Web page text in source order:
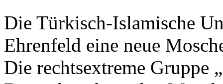
Die Türkisch-Islamische
Ehrenfeld eine neue
Die rechtsextreme